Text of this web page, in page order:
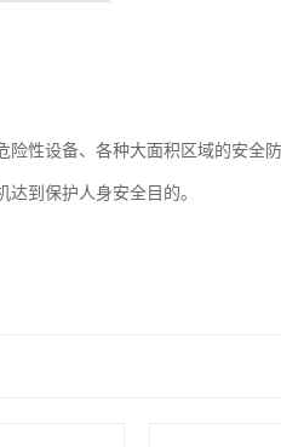
性设备、各种大面积区域的安全
到保护人身安全目的。